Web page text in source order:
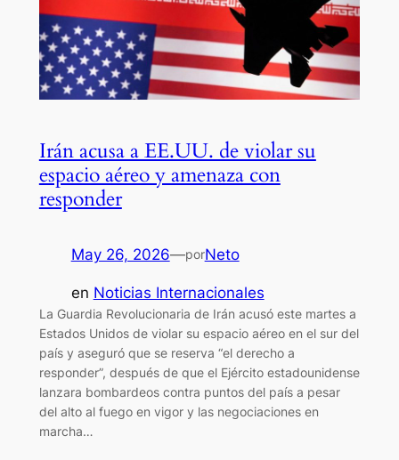
Irán acusa a EE.UU. de violar su
espacio aéreo y amenaza con
responder
May 26, 2026—porNeto
en Noticias Internacionales
La Guardia Revolucionaria de Irán acusó este martes a
Estados Unidos de violar su espacio aéreo en el sur del
país y aseguró que se reserva “el derecho a
responder”, después de que el Ejército estadounidense
lanzara bombardeos contra puntos del país a pesar
del alto al fuego en vigor y las negociaciones en
marcha…